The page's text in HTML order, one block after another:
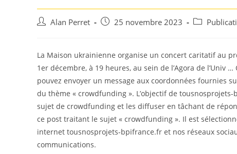
Auteur/autrice
publication :
Alan Perret
Post 25 novembre 2023
Post
La Maison ukrainienne organise un concert caritatif au
1er décembre, à 19 heures, au sein de l’Agora de
pouvez envoyer un message aux coordonnées fournies
du thème « crowdfunding ». L’objectif de
sujet de crowdfunding et les diffuser en tâchant de
ce post traitant le sujet « crowdfunding ». Il est
internet tousnosprojets-bpifrance.fr et nos réseaux
communications.